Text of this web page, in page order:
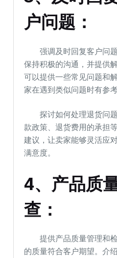
户问题：
强调及时回复客户问题
保持积极的沟通，并提供
可以提供一些常见问题和
家在遇到类似问题时有参考
探讨如何处理退货问题
款政策、退货费用的承担
建议，让卖家能够灵活应
满意度。
4、产品质
查：
提供产品质量管理和检
的质量符合客户期望。介